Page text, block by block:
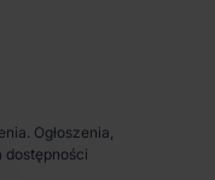
Ogłoszenia,
dostępności